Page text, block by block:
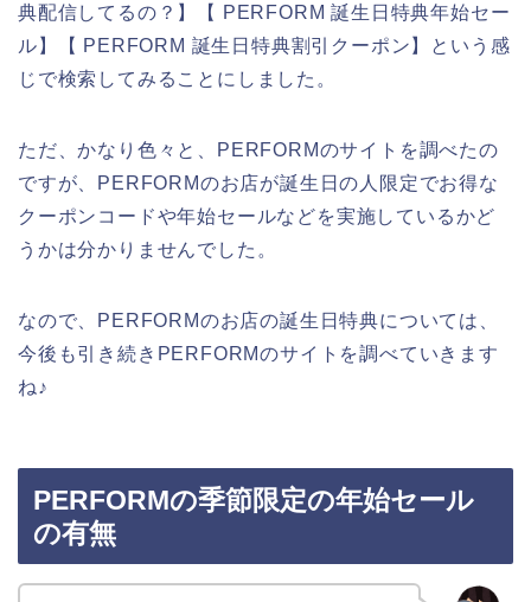
典配信してるの？】【 PERFORM 誕生日特典年始セー
ル】【 PERFORM 誕生日特典割引クーポン】という感
じで検索してみることにしました。
ただ、かなり色々と、PERFORMのサイトを調べたの
ですが、PERFORMのお店が誕生日の人限定でお得な
クーポンコードや年始セールなどを実施しているかど
うかは分かりませんでした。
なので、PERFORMのお店の誕生日特典については、
今後も引き続きPERFORMのサイトを調べていきます
ね♪
PERFORMの季節限定の年始セール
の有無